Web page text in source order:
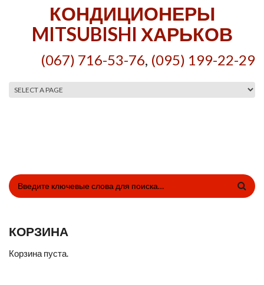
Перейти к основному содержанию
КОНДИЦИОНЕРЫ
MITSUBISHI ХАРЬКОВ
(067) 716-53-76, (095) 199-22-29
ФОРМА ПОИСКА
КОРЗИНА
Корзина пуста.